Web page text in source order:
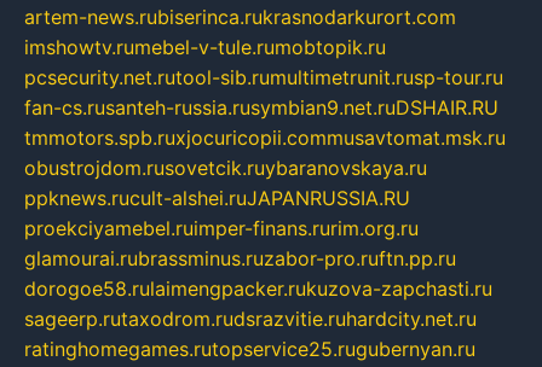
artem-news.rubiserinca.rukrasnodarkurort.com
imshowtv.rumebel-v-tule.rumobtopik.ru
pcsecurity.net.rutool-sib.rumultimetrunit.rusp-tour.ru
fan-cs.rusanteh-russia.rusymbian9.net.ruDSHAIR.RU
tmmotors.spb.ruxjocuricopii.commusavtomat.msk.ru
obustrojdom.rusovetcik.ruybaranovskaya.ru
ppknews.rucult-alshei.ruJAPANRUSSIA.RU
proekciyamebel.ruimper-finans.rurim.org.ru
glamourai.rubrassminus.ruzabor-pro.ruftn.pp.ru
dorogoe58.rulaimengpacker.rukuzova-zapchasti.ru
sageerp.rutaxodrom.rudsrazvitie.ruhardcity.net.ru
ratinghomegames.rutopservice25.rugubernyan.ru